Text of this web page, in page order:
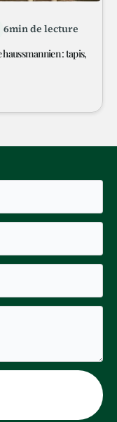
6min de lecture
: tapis,